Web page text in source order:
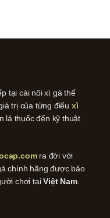
tại cái nôi xì gà thế
trị của từng điếu xì
lá thuốc đến kỹ thuật
ra đời với
chính hãng được bảo
chơi tạiViệt Nam.